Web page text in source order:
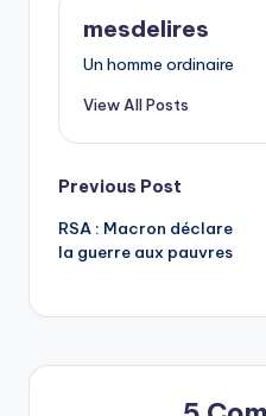
mesdelires
Un homme ordinaire
View All Posts
Post
navigation
Previous Post
RSA : Macron déclare
la guerre aux pauvres